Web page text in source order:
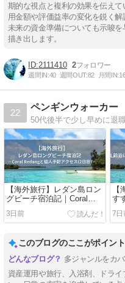
期的な視点と複利の効果を伝え
用金額や評価益率の変化を鋭く解
未来の資金準備についても示唆
描き出します。
2111410 2
週間IN:40 週間OUT:82 月間IN:
22
ペンギンウォーカー
【海外旅行】レダン島ロン
グビーチ宿泊記｜Coral
Redangと個人手配アクセス
(2日目)
3日前
す
宿
目
7日
このブログのここがポイント
多ジャンルをカ
資産運用や旅行、入浴剤、ドラ